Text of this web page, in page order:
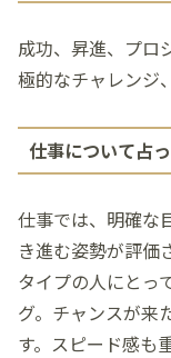
成功、昇進、プロ
極的なチャレン
仕事について占
仕事では、明確な
き進む姿勢が評価
タイプの人にとっ
グ。チャンスが来
す。スピード感も